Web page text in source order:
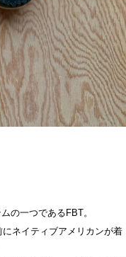
の一つであるFBT。
ネイティブアメリカンが着